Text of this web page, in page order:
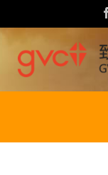
to
content